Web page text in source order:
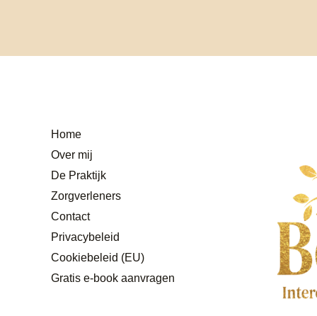
Home
Over mij
De Praktijk
Zorgverleners
Contact
Privacybeleid
Cookiebeleid (EU)
Gratis e-book aanvragen